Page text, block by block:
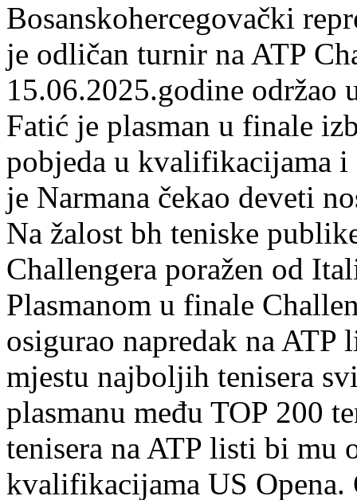
Bosanskohercegovački
je odličan turnir na ATP
15.06.2025.godine održao
Fatić je plasman u finale
pobjeda u kvalifikacijama
je Narmana čekao deveti
Na žalost bh teniske
Challengera poražen od
Plasmanom u finale
osigurao napredak na
mjestu najboljih tenisera
plasmanu među TOP 200
tenisera na ATP listi bi mu
kvalifikacijama US Opena.